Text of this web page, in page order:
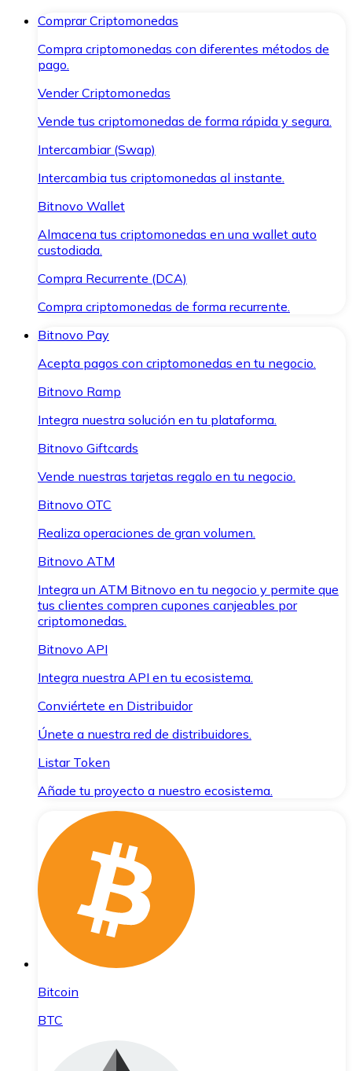
Comprar Criptomonedas
Compra criptomonedas con diferentes métodos de
pago.
Vender Criptomonedas
Vende tus criptomonedas de forma rápida y segura.
Intercambiar (Swap)
Intercambia tus criptomonedas al instante.
Bitnovo Wallet
Almacena tus criptomonedas en una wallet auto
custodiada.
Compra Recurrente (DCA)
Compra criptomonedas de forma recurrente.
Bitnovo Pay
Acepta pagos con criptomonedas en tu negocio.
Bitnovo Ramp
Integra nuestra solución en tu plataforma.
Bitnovo Giftcards
Vende nuestras tarjetas regalo en tu negocio.
Bitnovo OTC
Realiza operaciones de gran volumen.
Bitnovo ATM
Integra un ATM Bitnovo en tu negocio y permite que
tus clientes compren cupones canjeables por
criptomonedas.
Bitnovo API
Integra nuestra API en tu ecosistema.
Conviértete en Distribuidor
Únete a nuestra red de distribuidores.
Listar Token
Añade tu proyecto a nuestro ecosistema.
Bitcoin
BTC